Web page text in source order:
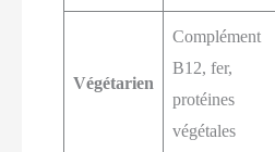
Végétarien
Complément
B12, fer,
protéines
végétales